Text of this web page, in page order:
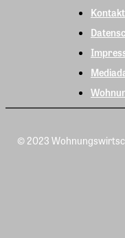
Kontakt
© 2023